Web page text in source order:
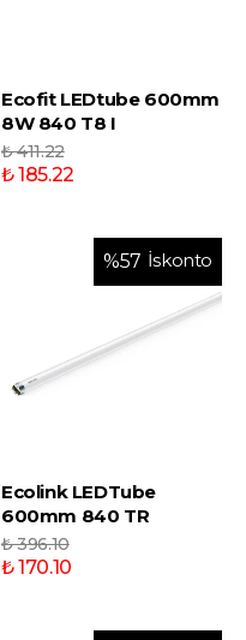
Ecofit LEDtube 600mm
8W 840 T8 I
₺ 411.22
₺ 185.22
%57 İskonto
Ecolink LEDTube
600mm 840 TR
₺ 396.10
₺ 170.10